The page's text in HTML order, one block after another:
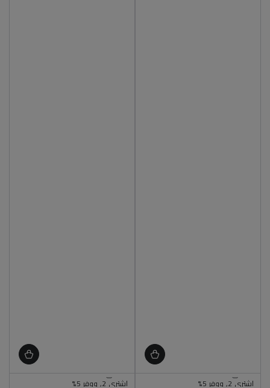
اشتري 2, ووفر 5% اشتري 2, ووفر 5%